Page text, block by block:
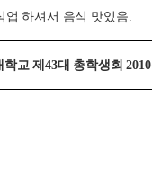
업 하셔서 음식 맛있음.
학교 제43대 총학생회